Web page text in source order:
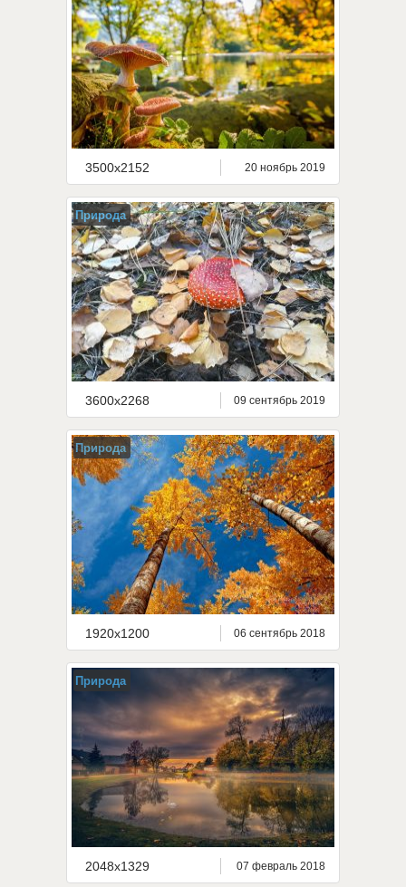
3500x2152 20 ноябрь 2019
Природа
3600x2268 09 сентябрь 2019
Природа
1920x1200 06 сентябрь 2018
Природа
2048x1329 07 февраль 2018